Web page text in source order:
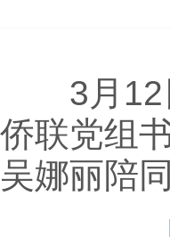
3月12日
侨联党组
吴娜丽陪